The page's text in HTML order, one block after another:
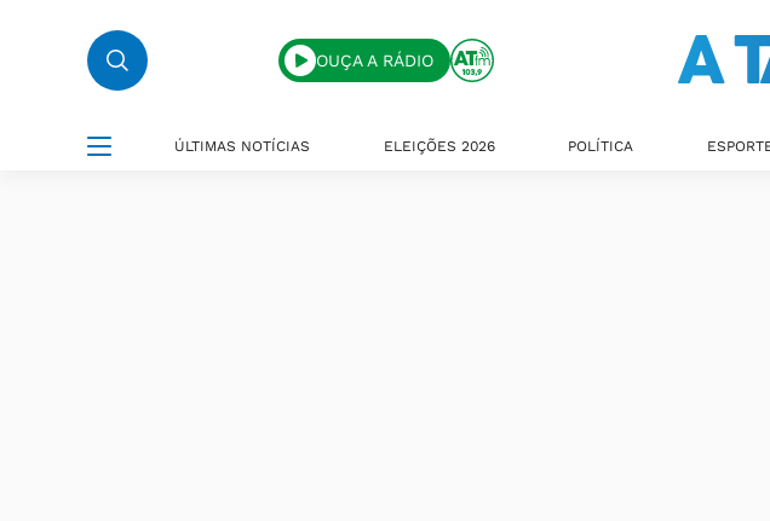
OUÇA A RÁDIO
ÚLTIMAS NOTÍCIAS ELEIÇÕES 2026 POLÍTICA